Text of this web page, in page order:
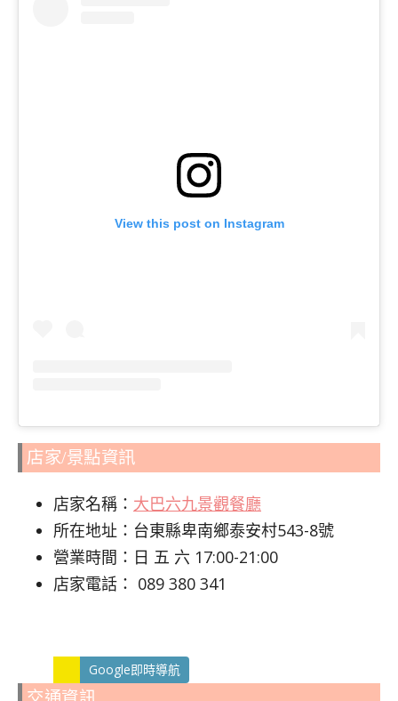
View this post on Instagram
店家/景點資訊
店家名稱： 大巴六九景觀餐廳
所在地址：台東縣卑南鄉泰安村543-8號
營業時間：日 五 六 17:00-21:00
店家電話： 089 380 341
Google即時導航